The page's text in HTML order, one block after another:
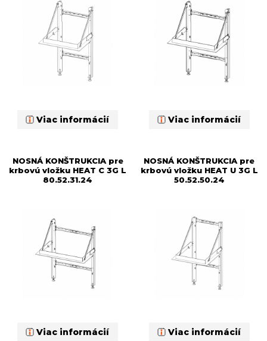
Viac informácií Viac informácií
NOSNÁ KONŠTRUKCIA pre
krbovú vložku HEAT C 3G L
80.52.31.24
Viac informácií
NOSNÁ KONŠTRUKCIA pre
krbovú vložku HEAT U 3G L
50.52.50.24
Viac informácií